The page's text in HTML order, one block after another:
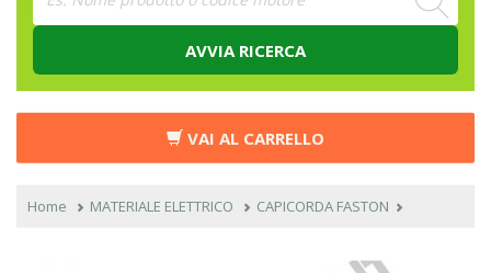
AVVIA RICERCA
VAI AL CARRELLO
Home MATERIALE ELETTRICO CAPICORDA FASTON